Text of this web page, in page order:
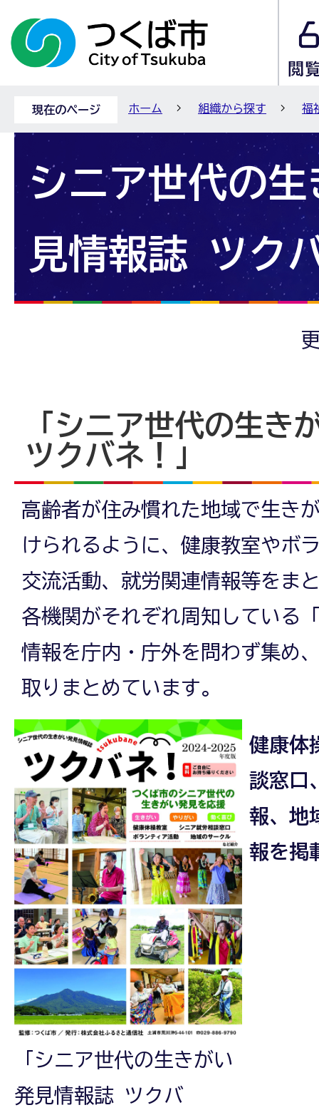
現在のページ ホーム 組織から探す 福
シニア世代の生
見情報誌 ツク
「シニア世代の生き
ツクバネ！」
高齢者が住み慣れた地域で生き
けられるように、健康教室やボ
交流活動、就労関連情報等をま
各機関がそれぞれ周知している
情報を庁内・庁外を問わず集め
取りまとめています。
「シニア世代の生きがい
発見情報誌 ツクバ
健康体
談窓口
報、地
報を掲